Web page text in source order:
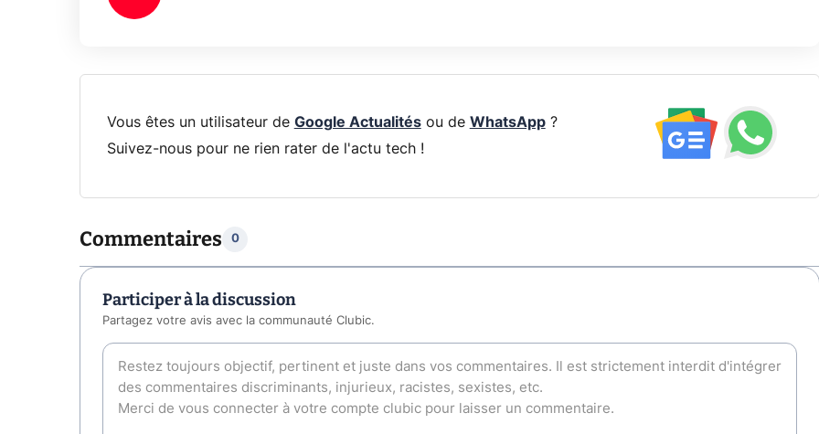
Vous êtes un utilisateur de Google Actualitésou de WhatsApp?
Suivez-nous pour ne rien rater de l'actu tech !
Commentaires 0
Participer à la discussion
Partagez votre avis avec la communauté Clubic.